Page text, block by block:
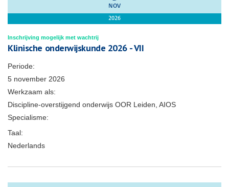
NOV
2026
Inschrijving mogelijk met wachtrij
Klinische onderwijskunde 2026 - VII
Periode:
5 november 2026
Werkzaam als:
Discipline-overstijgend onderwijs OOR Leiden, AIOS
Specialisme:
Taal:
Nederlands